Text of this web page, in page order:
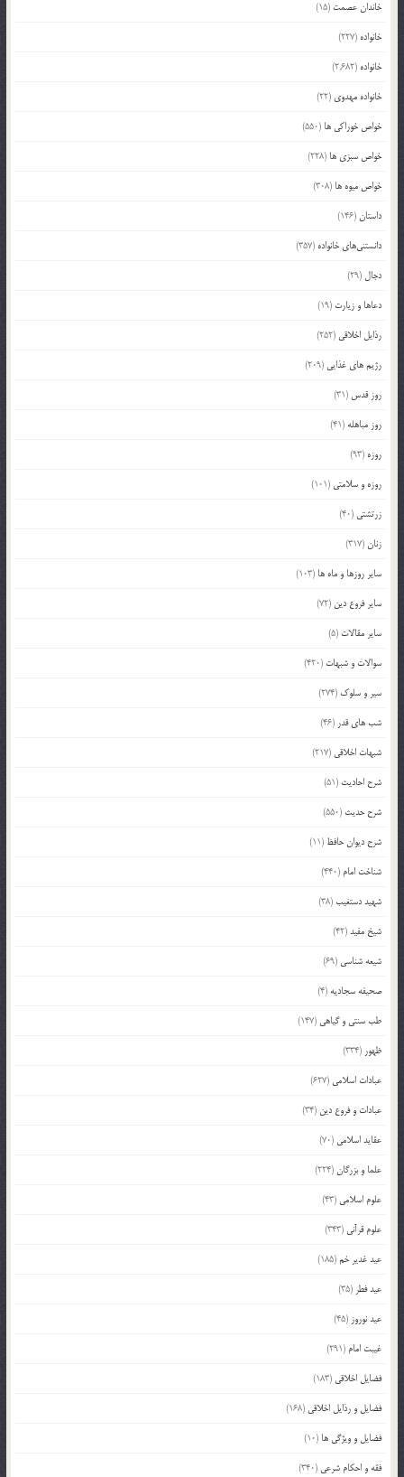
خاندان عصمت (15)
خانواده (227)
خانواده (2,682)
خانواده مهدوی (22)
خواص خوراکی ها (550)
خواص سبزی ها (228)
خواص میوه ها (308)
داستان(146)
دانستنی‌های خانواده (357)
دجال (29)
دعاها و زیارت (19)
رذایل اخلاقی (252)
رژیم های غذایی (209)
روز قدس (31)
روز مباهله (41)
روزه (93)
روزه و سلامتی (101)
زرتشتی (40)
زنان(317)
سایر روزها و ماه ها (103)
سایر فروع دین (72)
سایر مقالات (5)
سوالات و شبهات (420)
سیر و سلوک (274)
شب های قدر (46)
شبهات اخلاقی (217)
شرح احادیث (51)
شرح حدیث (550)
شرح دیوان حافظ (11)
شناخت امام (440)
شهید دستغیب(38)
شیخ مفید(42)
شیعه شناسی (69)
صحیفه سجادیه (4)
طب سنتی و گیاهی (147)
ظهور (334)
عبادات اسلامی (627)
عبادات و فروع دین (34)
عقاید اسلامی (70)
علما و بزرگان(224)
علوم اسلامی (43)
علوم قرآنی (343)
عید غدیر خم(185)
عید فطر (35)
عید نوروز (45)
غیبت امام (291)
فضایل اخلاقی (183)
فضایل و رذایل اخلاقی (168)
فضایل و ویژگی ها (10)
فقه و احکام شرعی (340)